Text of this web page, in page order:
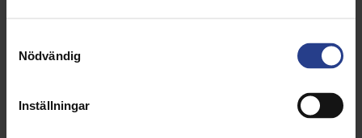
Nödvändig
Inställningar
specialistsjuksköterskeexamen och masterexamen
fortbildningsprogram.